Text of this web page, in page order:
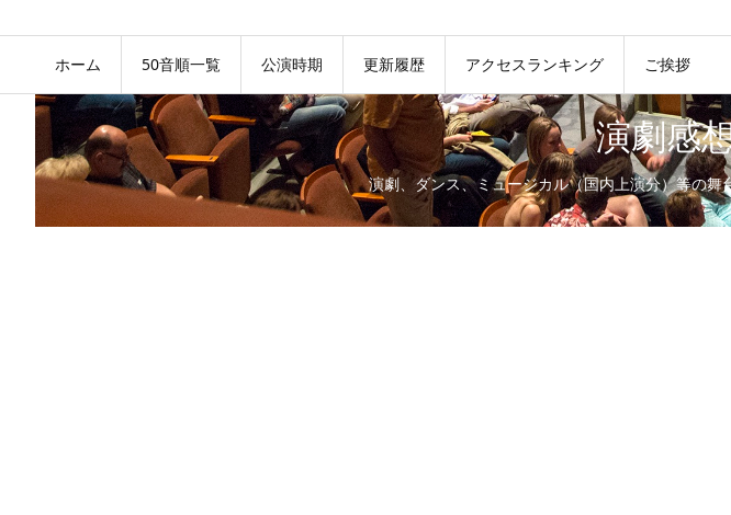
ホーム 50音順一覧 公演時期 更新履歴 アクセスランキング ご挨拶
演劇感
演劇、ダンス、ミュージカル（国内上演分）等の